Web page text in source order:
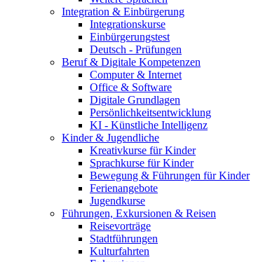
Integration & Einbürgerung
Integrationskurse
Einbürgerungstest
Deutsch - Prüfungen
Beruf & Digitale Kompetenzen
Computer & Internet
Office & Software
Digitale Grundlagen
Persönlichkeitsentwicklung
KI - Künstliche Intelligenz
Kinder & Jugendliche
Kreativkurse für Kinder
Sprachkurse für Kinder
Bewegung & Führungen für Kinder
Ferienangebote
Jugendkurse
Führungen, Exkursionen & Reisen
Reisevorträge
Stadtführungen
Kulturfahrten